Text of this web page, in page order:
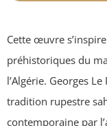
Cette œuvre
préhistoriques du
l’Algérie. Georges
tradition rupestre
contemporaine par